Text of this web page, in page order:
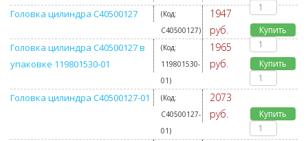
Головка цилиндра C40500127
(Код:
C40500127)
1947
руб.
Купить
Головка цилиндра C40500127 в
упаковке 119801530-01
(Код:
119801530-
01)
1965
руб.
Купить
Головка цилиндра C40500127-01
(Код:
C40500127-
01)
2073
руб.
Купить